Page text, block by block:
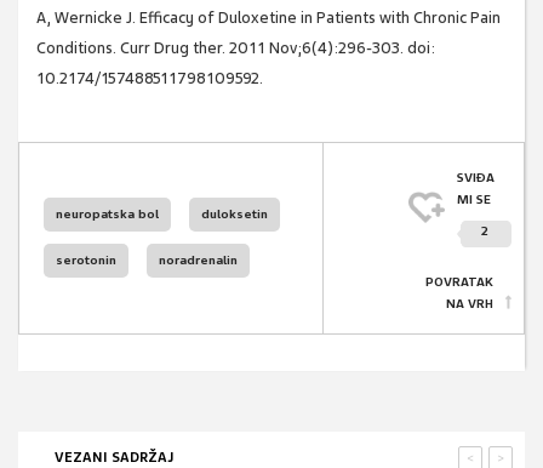
A, Wernicke J. Efficacy of Duloxetine in Patients with Chronic Pain
Conditions. Curr Drug ther. 2011 Nov;6(4):296-303. doi:
10.2174/157488511798109592.
neuropatska bol duloksetin
serotonin noradrenalin
SVIĐA
MI SE
2
POVRATAK
NA VRH
VEZANI SADRŽAJ >
<